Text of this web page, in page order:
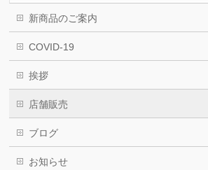
新商品のご案内
COVID-19
挨拶
店舗販売
ブログ
お知らせ